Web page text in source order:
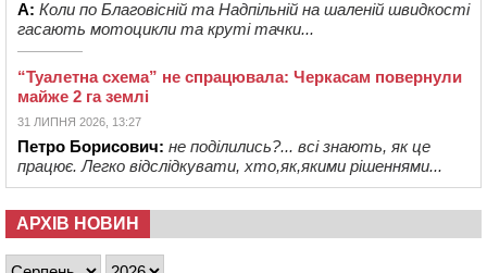
А: Коли по Благовісній та Надпільній на шаленій швидкості
гасають мотоцикли та круті тачки...
“Туалетна схема” не спрацювала: Черкасам повернули
майже 2 га землі
31 ЛИПНЯ 2026, 13:27
Петро Борисович: не поділились?... всі знають, як це
працює. Легко відслідкувати, хто,як,якими рішеннями...
АРХІВ НОВИН